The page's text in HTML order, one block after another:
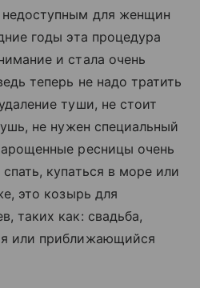
для женщин
годы эта процедура
и стала очень
теперь не надо тратить
туши, не стоит
не нужен специальный
ресницы очень
купаться в море или
это козырь для
таких как: свадьба,
или приближающийся